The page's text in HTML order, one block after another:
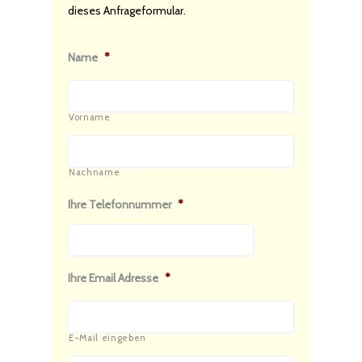
dieses Anfrageformular.
Name *
Vorname
Nachname
Ihre Telefonnummer *
Ihre Email Adresse *
E-Mail eingeben